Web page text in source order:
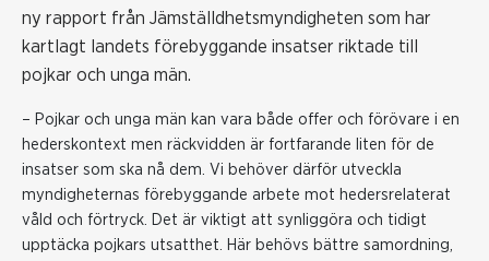
ny rapport från Jämställdhetsmyndigheten som har
kartlagt landets förebyggande insatser riktade till
pojkar och unga män.
– Pojkar och unga män kan vara både offer och förövare i en
hederskontext men räckvidden är fortfarande liten för de
insatser som ska nå dem. Vi behöver därför utveckla
myndigheternas förebyggande arbete mot hedersrelaterat
våld och förtryck. Det är viktigt att synliggöra och tidigt
upptäcka pojkars utsatthet. Här behövs bättre samordning,